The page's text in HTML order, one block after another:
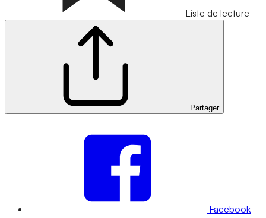
Liste de lecture
Partager
Facebook